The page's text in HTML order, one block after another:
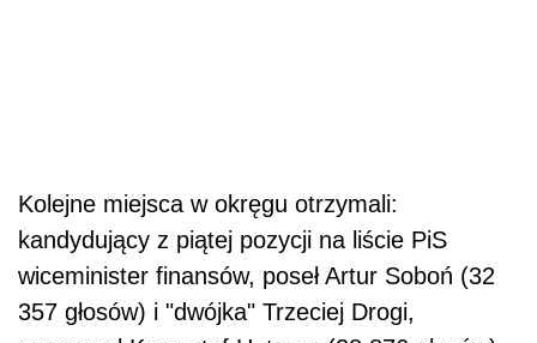
Kolejne miejsca w okręgu otrzymali:
kandydujący z piątej pozycji na liście PiS
wiceminister finansów, poseł Artur Soboń (32
357 głosów) i "dwójka" Trzeciej Drogi,